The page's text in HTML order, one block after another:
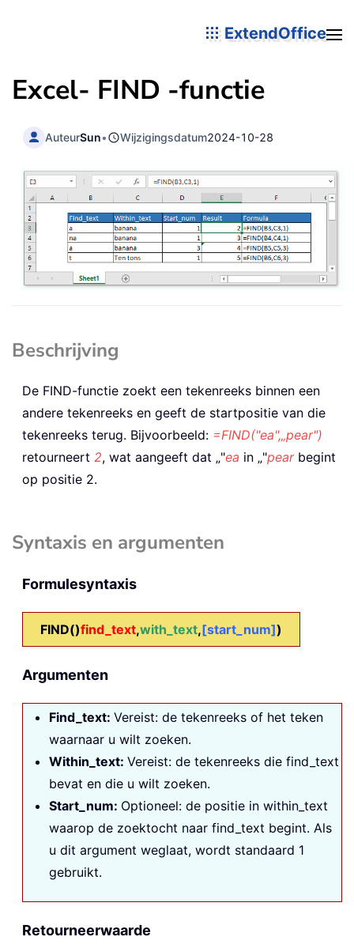
ExtendOffice
Excel- FIND -functie
AuteurSun• Wijzigingsdatum2024-10-28
Beschrijving
De FIND-functie zoekt een tekenreeks binnen een
andere tekenreeks en geeft de startpositie van die
tekenreeks terug. Bijvoorbeeld: =FIND("ea",„pear")
retourneert 2, wat aangeeft dat „"ea in „"pearbegint
op positie 2.
Syntaxis en argumenten
Formulesyntaxis
FIND()find_text,with_text,[start_num])
Argumenten
Find_text: Vereist: de tekenreeks of het teken
waarnaar u wilt zoeken.
Within_text: Vereist: de tekenreeks die find_text
bevat en die u wilt zoeken.
Start_num: Optioneel: de positie in within_text
waarop de zoektocht naar find_text begint. Als
u dit argument weglaat, wordt standaard 1
gebruikt.
Retourneerwaarde